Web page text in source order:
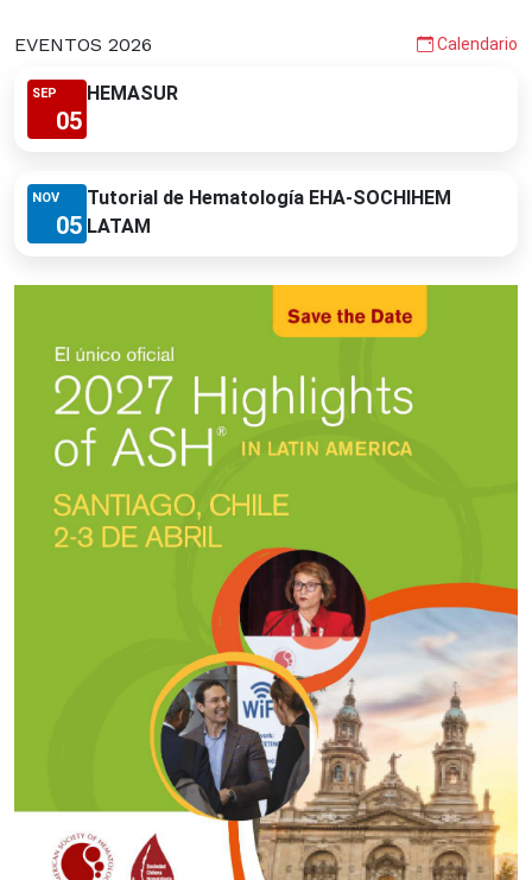
EVENTOS 2026 Calendario
SEP
05
HEMASUR
NOV
05
Tutorial de Hematología EHA-SOCHIHEM
LATAM